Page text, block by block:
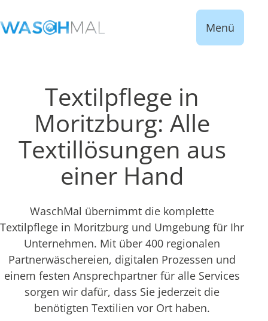
Menü
Textilpflege in
Moritzburg: Alle
Textillösungen aus
einer Hand
WaschMal übernimmt die komplette
Textilpflege in Moritzburg und Umgebung für Ihr
Unternehmen. Mit über 400 regionalen
Partnerwäschereien, digitalen Prozessen und
einem festen Ansprechpartner für alle Services
sorgen wir dafür, dass Sie jederzeit die
benötigten Textilien vor Ort haben.